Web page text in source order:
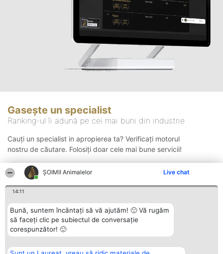
ŞOIMII Animalelor Live chat
14:11
Bună, suntem încântați să vă ajutăm! 🙂 Vă rugăm
să faceți clic pe subiectul de conversație
corespunzător! 🙂
Gasește un specialist
Ranking-ul îi adună pe cei mai buni din industrie
Cauți un specialist in apropierea ta? Verificați motorul
nostru de căutare. Folosiți doar cele mai bune servicii!